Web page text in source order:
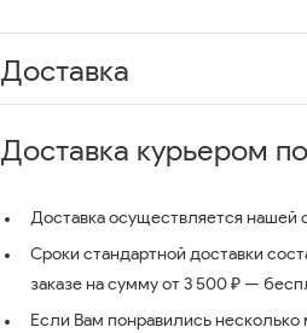
Доставка
Доставка курьером
Доставка осуществляется нашей
Сроки стандартной доставки
заказе на сумму от 3 500 ₽ —
Если Вам понравились